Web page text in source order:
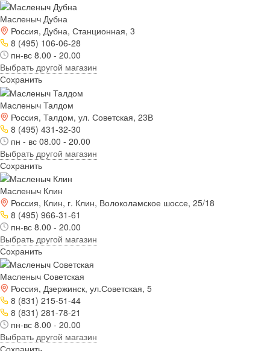
Масленыч Дубна
Россия, Дубна, Станционная, 3
8 (495) 106-06-28
пн-вс 8.00 - 20.00
Выбрать другой магазин
Сохранить
Масленыч Талдом
Россия, Талдом, ул. Советская, 23В
8 (495) 431-32-30
пн - вс 08.00 - 20.00
Выбрать другой магазин
Сохранить
Масленыч Клин
Россия, Клин, г. Клин, Волоколамское шоссе, 25/18
8 (495) 966-31-61
пн-вс 8.00 - 20.00
Выбрать другой магазин
Сохранить
Масленыч Советская
Россия, Дзержинск, ул.Советская, 5
8 (831) 215-51-44
8 (831) 281-78-21
пн-вс 8.00 - 20.00
Выбрать другой магазин